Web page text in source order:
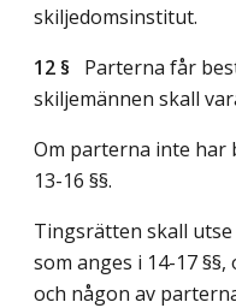
skiljedomsinstitut.
12 § Parterna får
skiljemännen skall
Om parterna inte har
13-16 §§.
Tingsrätten skall
som anges i 14-17
och någon av